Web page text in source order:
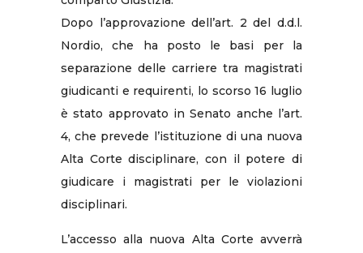
Dopo l’approvazione dell’art. 2 del d.d.l.
Nordio, che ha posto le basi per la
separazione delle carriere tra magistrati
giudicanti e requirenti, lo scorso 16 luglio
è stato approvato in Senato anche l’art.
4, che prevede l’istituzione di una nuova
Alta Corte disciplinare, con il potere di
giudicare i magistrati per le violazioni
disciplinari.
L’accesso alla nuova Alta Corte avverrà